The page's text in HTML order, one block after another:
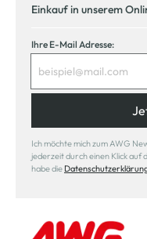
Einkauf in unserem
Ihre E-Mail Adresse:
Ich möchte mich zum AWG
jederzeit durch einen Klick
habe die